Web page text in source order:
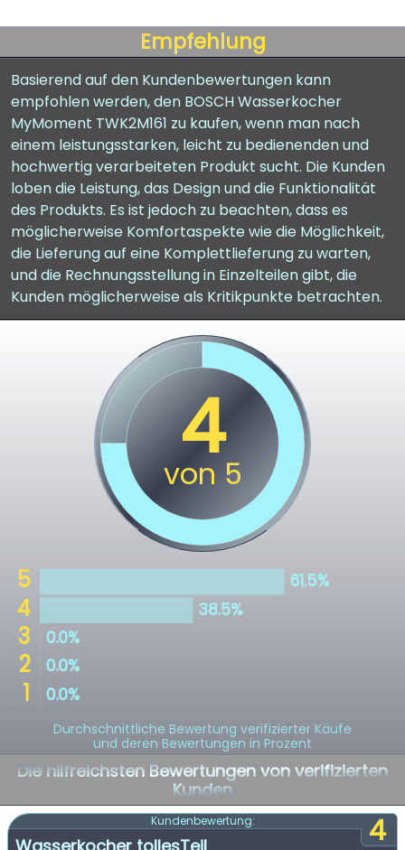
Empfehlung
Basierend auf den Kundenbewertungen kann
empfohlen werden, den BOSCH Wasserkocher
MyMoment TWK2M161 zu kaufen, wenn man nach
einem leistungsstarken, leicht zu bedienenden und
hochwertig verarbeiteten Produkt sucht. Die Kunden
loben die Leistung, das Design und die Funktionalität
des Produkts. Es ist jedoch zu beachten, dass es
möglicherweise Komfortaspekte wie die Möglichkeit,
die Lieferung auf eine Komplettlieferung zu warten,
und die Rechnungsstellung in Einzelteilen gibt, die
Kunden möglicherweise als Kritikpunkte betrachten.
Durchschnittliche Bewertung verifizierter Käufe
und deren Bewertungen in Prozent
Die hilfreichsten Bewertungen von verifizierten
Kunden
4
Kundenbewertung: